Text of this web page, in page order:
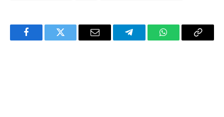
FacebookTwitter Email TelegramWhatsAppCopy